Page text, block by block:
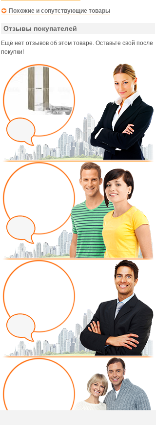
Похожие и сопутствующие товары
Отзывы покупателей
Ещё нет отзывов об этом товаре. Оставьте свой после
покупки!